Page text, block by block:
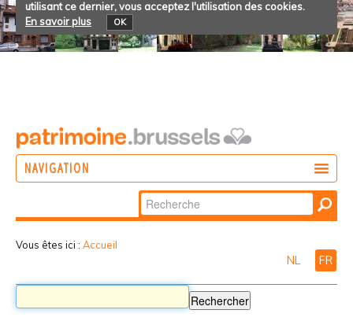
utilisant ce dernier, vous acceptez l'utilisation des cookies.
En savoir plus
OK
NAVIGATION
Chercher par
Recherche
Vous êtes ici : Accueil
NL FR